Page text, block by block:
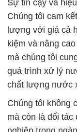
Sự tin cậy và
Chúng tôi cam
lượng với giá cả
kiệm và nâng
mà chúng tôi
quá trình xử lý
chất lượng nước
Chúng tôi không
mà còn là đối tác